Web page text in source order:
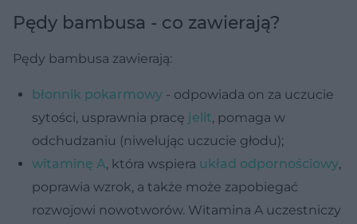
Pędy bambusa - co zawierają?
Pędy bambusa zawierają:
błonnik pokarmowy - odpowiada on za uczucie
sytości, usprawnia pracę jelit, pomaga w
odchudzaniu (niwelując uczucie głodu);
witaminę A, która wspiera układ odpornościowy,
poprawia wzrok, a także może zapobiegać
rozwojowi nowotworów. Witamina A uczestniczy